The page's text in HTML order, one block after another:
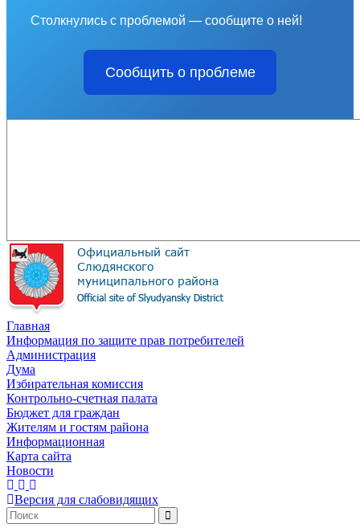
Столкнулись с проблемой — сообщите о ней!
Сообщить о проблеме
Главная
Информация по защите прав потребителей
Администрация
Дума
Избирательная комиссия
Контрольно-счетная палата
Бюджет для граждан
Жителям и гостям района
Информационная
Карта сайта
Новости
Версия для слабовидящих